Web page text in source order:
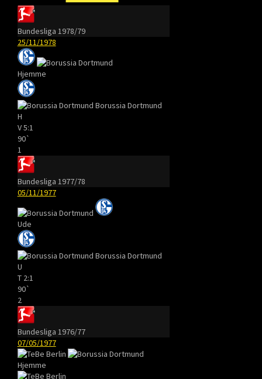
Bundesliga 1978/79
25/11/1978
Hjemme
Borussia Dortmund
H
V5:1
90`
1
Bundesliga 1977/78
05/11/1977
Ude
Borussia Dortmund
U
T 2:1
90`
2
Bundesliga 1976/77
07/05/1977
Hjemme